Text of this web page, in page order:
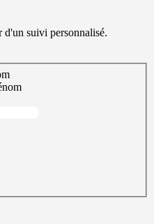
d'un suivi personnalisé.